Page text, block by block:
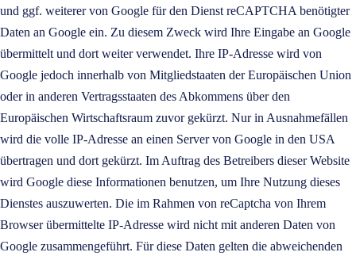
und ggf. weiterer von Google für den Dienst reCAPTCHA benötigter
Daten an Google ein. Zu diesem Zweck wird Ihre Eingabe an Google
übermittelt und dort weiter verwendet. Ihre IP-Adresse wird von
Google jedoch innerhalb von Mitgliedstaaten der Europäischen Union
oder in anderen Vertragsstaaten des Abkommens über den
Europäischen Wirtschaftsraum zuvor gekürzt. Nur in Ausnahmefällen
wird die volle IP-Adresse an einen Server von Google in den USA
übertragen und dort gekürzt. Im Auftrag des Betreibers dieser Website
wird Google diese Informationen benutzen, um Ihre Nutzung dieses
Dienstes auszuwerten. Die im Rahmen von reCaptcha von Ihrem
Browser übermittelte IP-Adresse wird nicht mit anderen Daten von
Google zusammengeführt. Für diese Daten gelten die abweichenden